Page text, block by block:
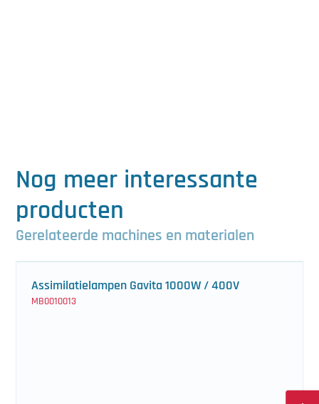
Nog meer interessante
producten
Gerelateerde machines en materialen
Assimilatielampen Gavita 1000W / 400V
MB0010013